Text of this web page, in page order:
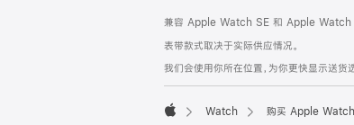
页
页
脚
注
兼容 Apple Watch SE 和 Apple Watch
表带款式取决于实际供应情况。
我们会使用你所在位置，为你更快显示送货
Watch 购买 Apple